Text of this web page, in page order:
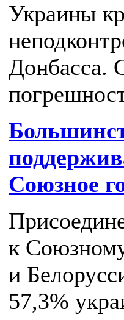
Украины
Донбасса.
Союзное
к
и
57,3%